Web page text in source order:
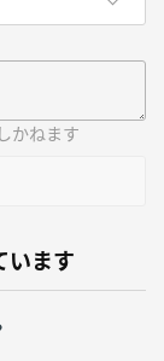
かねます
います